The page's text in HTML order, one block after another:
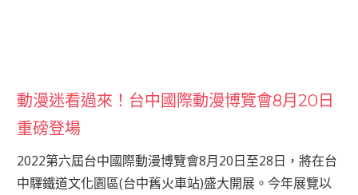
動漫迷看過來！台中國際動漫博覽會8月20日
重磅登場
2022第六屆台中國際動漫博覽會8月20日至28日，將在台
中驛鐵道文化園區(台中舊火車站)盛大開展。今年展覽以